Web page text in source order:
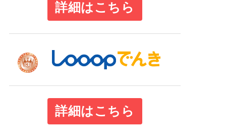
詳細はこちら
詳細はこちら